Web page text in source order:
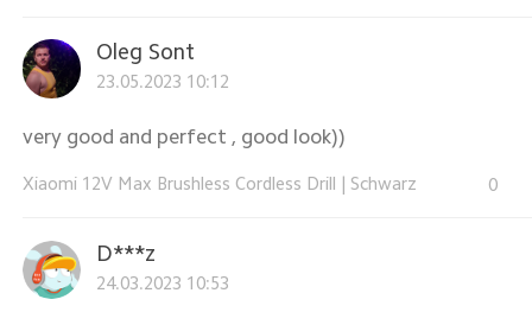
Oleg Sont
23.05.2023 10:12
very good and perfect , good look))
Xiaomi 12V Max Brushless Cordless Drill Schwarz 0
D***z
24.03.2023 10:53